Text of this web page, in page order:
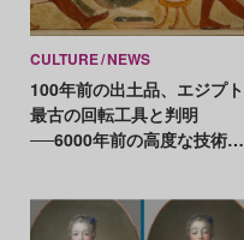
CULTURE NEWS
100年前の出土品、エジプト
最古の回転工具と判明
──6000年前の高度な技術と